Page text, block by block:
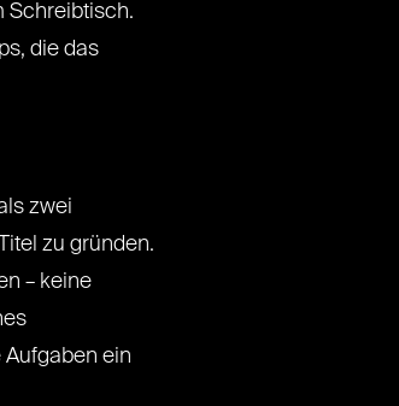
Schreibtisch.
die das
zwei
zu gründen.
– keine
ein